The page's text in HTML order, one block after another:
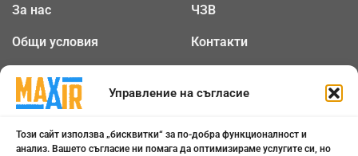
Управление на съгласие
Този сайт използва „бисквитки“ за по-добра функционалност и
анализ. Вашето съгласие ни помага да оптимизираме услугите си, но
За нас
Общи условия
Политика за
поверителност
ЧЗВ
Контакти
0898 808 799